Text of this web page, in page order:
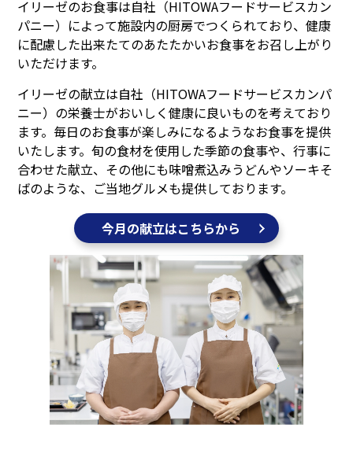
イリーゼのお食事は自社（HITOWAフードサービスカン
パニー）によって施設内の厨房でつくられており、健康
に配慮した出来たてのあたたかいお食事をお召し上がり
いただけます。
イリーゼの献立は自社（HITOWAフードサービスカンパ
ニー）の栄養士がおいしく健康に良いものを考えており
ます。毎日のお食事が楽しみになるようなお食事を提供
いたします。旬の食材を使用した季節の食事や、行事に
合わせた献立、その他にも味噌煮込みうどんやソーキそ
ばのような、ご当地グルメも提供しております。
今月の献立はこちらから